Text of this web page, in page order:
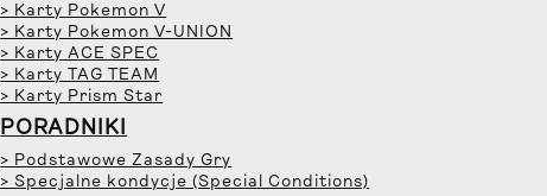
> Karty Pokemon V
> Karty Pokemon V-UNION
> Karty ACE SPEC
> Karty TAG TEAM
> Karty Prism Star
PORADNIKI
> Podstawowe Zasady Gry
> Specjalne kondycje (Special Conditions)